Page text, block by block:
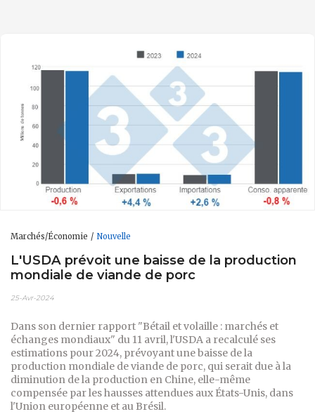
Marchés/Économie Nouvelle
L'USDA prévoit une baisse de la production
mondiale de viande de porc
25-Avr-2024
Dans son dernier rapport "Bétail et volaille : marchés et
échanges mondiaux" du 11 avril, l'USDA a recalculé ses
estimations pour 2024, prévoyant une baisse de la
production mondiale de viande de porc, qui serait due à la
diminution de la production en Chine, elle-même
compensée par les hausses attendues aux États-Unis, dans
l'Union européenne et au Brésil.